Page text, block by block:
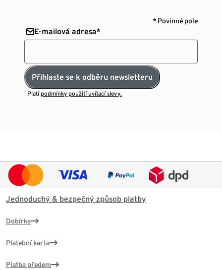
* Povinné pole
E-mailová adresa*
Přihlaste se k odběru newsletteru
¹ Platí podmínky použití uvítací slevy.
Jednoduchý & bezpečný způsob platby
Dobírka
Platební karta
Platba předem